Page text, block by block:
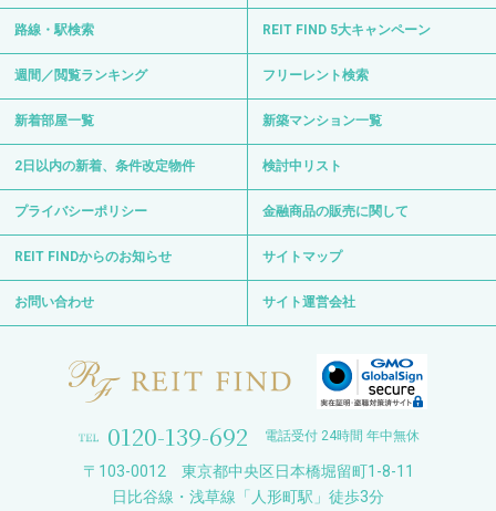
路線・駅検索 REIT FIND 5大キャンペーン
週間／閲覧ランキング フリーレント検索
新着部屋一覧 新築マンション一覧
2日以内の新着、条件改定物件 検討中リスト
プライバシーポリシー 金融商品の販売に関して
REIT FINDからのお知らせ サイトマップ
お問い合わせ サイト運営会社
0120-139-692 電話受付 24時間 年中無休
〒103-0012 東京都中央区日本橋堀留町1-8-11
日比谷線・浅草線「人形町駅」徒歩3分